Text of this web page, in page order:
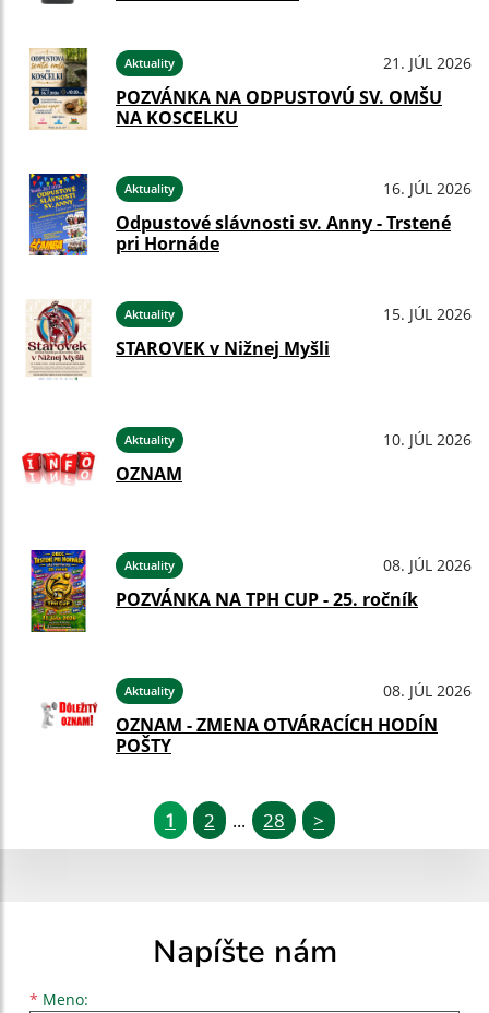
Aktuality 21. JÚL 2026
POZVÁNKA NA ODPUSTOVÚ SV. OMŠU
NA KOSCELKU
Aktuality 16. JÚL 2026
Odpustové slávnosti sv. Anny - Trstené
pri Hornáde
Aktuality 15. JÚL 2026
STAROVEK v Nižnej Myšli
Aktuality 10. JÚL 2026
OZNAM
Aktuality 08. JÚL 2026
POZVÁNKA NA TPH CUP - 25. ročník
Aktuality 08. JÚL 2026
OZNAM - ZMENA OTVÁRACÍCH HODÍN
POŠTY
1 2 ... 28 >
Napíšte nám
* Meno:
Meno
Priezvisko
E-mailová adresa